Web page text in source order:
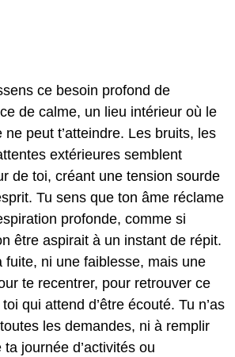
ce besoin profond de
de calme, un lieu intérieur où le
peut t’atteindre. Les bruits, les
extérieures semblent
de toi, créant une tension sourde
Tu sens que ton âme réclame
profonde, comme si
être aspirait à un instant de répit.
fuite, ni une faiblesse, mais une
te recentrer, pour retrouver ce
qui attend d’être écouté. Tu n’as
les demandes, ni à remplir
journée d’activités ou